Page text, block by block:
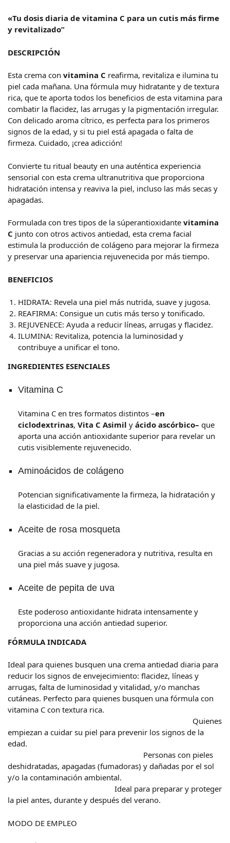
«Tu dosis diaria de vitamina C para un cutis más firme
y revitalizado”
DESCRIPCIÓN
Esta crema con vitamina C reafirma, revitaliza e ilumina tu
piel cada mañana. Una fórmula muy hidratante y de textura
rica, que te aporta todos los beneficios de esta vitamina para
combatir la flacidez, las arrugas y la pigmentación irregular.
Con delicado aroma cítrico, es perfecta para los primeros
signos de la edad, y si tu piel está apagada o falta de
firmeza. Cuidado, ¡crea adicción!
Convierte tu ritual beauty en una auténtica experiencia
sensorial con esta crema ultranutritiva que proporciona
hidratación intensa y reaviva la piel, incluso las más secas y
apagadas.
Formulada con tres tipos de la súperantioxidante vitamina
C junto con otros activos antiedad, esta crema facial
estimula la producción de colágeno para mejorar la firmeza
y preservar una apariencia rejuvenecida por más tiempo.
BENEFICIOS
HIDRATA: Revela una piel más nutrida, suave y jugosa.
REAFIRMA: Consigue un cutis más terso y tonificado.
REJUVENECE: Ayuda a reducir líneas, arrugas y flacidez.
ILUMINA: Revitaliza, potencia la luminosidad y
contribuye a unificar el tono.
INGREDIENTES ESENCIALES
Vitamina C
Vitamina C en tres formatos distintos –en
ciclodextrinas, Vita C Asimil y ácido ascórbico– que
aporta una acción antioxidante superior para revelar un
cutis visiblemente rejuvenecido.
Aminoácidos de colágeno
Potencian significativamente la firmeza, la hidratación y
la elasticidad de la piel.
Aceite de rosa mosqueta
Gracias a su acción regeneradora y nutritiva, resulta en
una piel más suave y jugosa.
Aceite de pepita de uva
Este poderoso antioxidante hidrata intensamente y
proporciona una acción antiedad superior.
FÓRMULA INDICADA
Ideal para quienes busquen una crema antiedad diaria para
reducir los signos de envejecimiento: flacidez, líneas y
arrugas, falta de luminosidad y vitalidad, y/o manchas
cutáneas. Perfecto para quienes busquen una fórmula con
vitamina C con textura rica.
Quienes
empiezan a cuidar su piel para prevenir los signos de la
edad.
Personas con pieles
deshidratadas, apagadas (fumadoras) y dañadas por el sol
y/o la contaminación ambiental.
Ideal para preparar y proteger
la piel antes, durante y después del verano.
MODO DE EMPLEO